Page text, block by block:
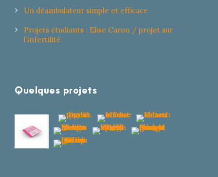
Un déambulateur simple et efficace
Projets étudiants : Elise Caron / projet sur
l’infertilité
Quelques projets